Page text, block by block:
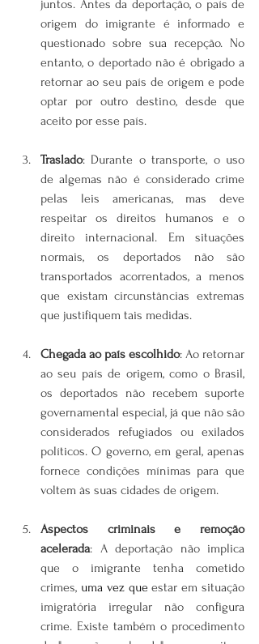
juntos. Antes da deportação, o país de
origem do imigrante é informado e
questionado sobre sua recepção. No
entanto, o deportado não é obrigado a
retornar ao seu país de origem e pode
optar por outro destino, desde que
aceito por esse país.
Traslado: Durante o transporte, o uso
de algemas não é considerado crime
pelas leis americanas, mas deve
respeitar os direitos humanos e o
direito internacional. Em situações
normais, os deportados não são
transportados acorrentados, a menos
que existam circunstâncias extremas
que justifiquem tais medidas.
Chegada ao país escolhido: Ao retornar
ao seu país de origem, como o Brasil,
os deportados não recebem suporte
governamental especial, já que não são
considerados refugiados ou exilados
políticos. O governo, em geral, apenas
fornece condições mínimas para que
voltem às suas cidades de origem.
Aspectos criminais e remoção
acelerada: A deportação não implica
que o imigrante tenha cometido
crimes, uma vez que estar em situação
imigratória irregular não configura
crime. Existe também o procedimento